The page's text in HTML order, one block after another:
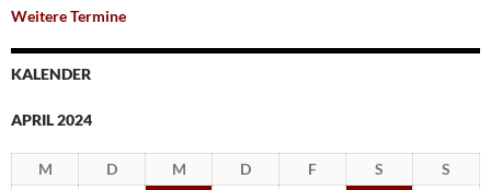
Weitere Termine
KALENDER
APRIL 2024
M D M D F S
S